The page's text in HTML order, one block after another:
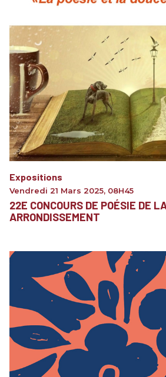
Expositions
Vendredi 21 Mars 2025, 08H45
22E CONCOURS DE POÉSIE DE
ARRONDISSEMENT